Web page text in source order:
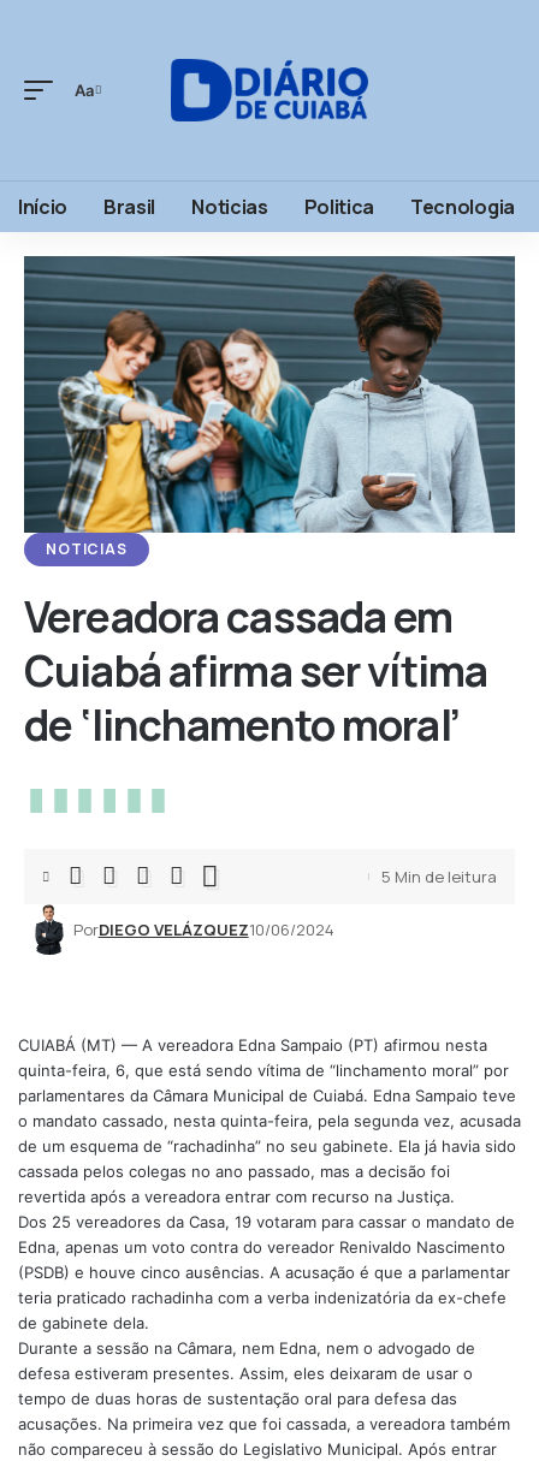
Aa
Início Brasil Noticias Politica Tecnologia
NOTICIAS
Vereadora cassada em
Cuiabá afirma ser vítima
de ‘linchamento moral’
PorDIEGO VELÁZQUEZ10/06/2024
5 Min de leitura
CUIABÁ (MT) — A vereadora Edna Sampaio (PT) afirmou nesta
quinta-feira, 6, que está sendo vítima de “linchamento moral” por
parlamentares da Câmara Municipal de Cuiabá. Edna Sampaio teve
o mandato cassado, nesta quinta-feira, pela segunda vez, acusada
de um esquema de “rachadinha” no seu gabinete. Ela já havia sido
cassada pelos colegas no ano passado, mas a decisão foi
revertida após a vereadora entrar com recurso na Justiça.
Dos 25 vereadores da Casa, 19 votaram para cassar o mandato de
Edna, apenas um voto contra do vereador Renivaldo Nascimento
(PSDB) e houve cinco ausências. A acusação é que a parlamentar
teria praticado rachadinha com a verba indenizatória da ex-chefe
de gabinete dela.
Durante a sessão na Câmara, nem Edna, nem o advogado de
defesa estiveram presentes. Assim, eles deixaram de usar o
tempo de duas horas de sustentação oral para defesa das
acusações. Na primeira vez que foi cassada, a vereadora também
não compareceu à sessão do Legislativo Municipal. Após entrar